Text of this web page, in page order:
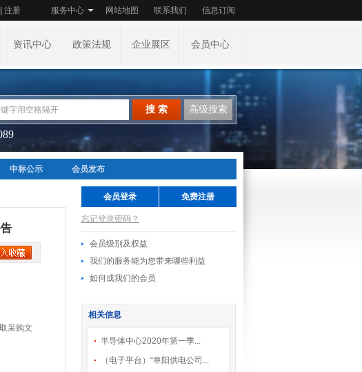
服务中心 网站地图 联系我们 信息订阅
注册
资讯中心 政策法规 企业展区 会员中心
搜 索 高级搜索
中标公示 会员发布
采购文
会员登录 免费注册
忘记登录密码？
会员级别及权益
我们的服务能为您带来哪些利益
如何成我们的会员
相关信息
半导体中心2020年第一季...
（电子平台）“阜阳供电公司...